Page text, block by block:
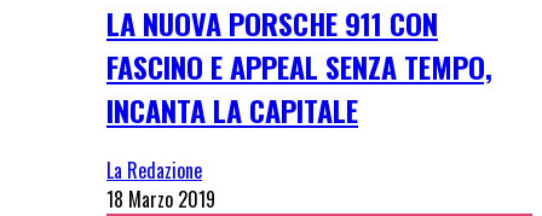
LA NUOVA PORSCHE 911 CON
FASCINO E APPEAL SENZA TEMPO,
INCANTA LA CAPITALE
La Redazione
18 Marzo 2019